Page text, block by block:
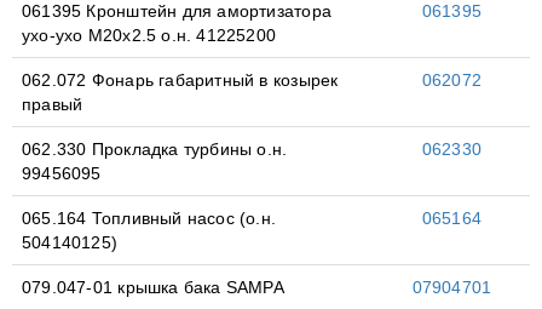
061395 Кронштейн для амортизатора
ухо-ухо M20x2.5 о.н. 41225200
061395
062.072 Фонарь габаритный в козырек
правый
062072
062.330 Прокладка турбины о.н.
99456095
062330
065.164 Топливный насос (о.н.
504140125)
065164
079.047-01 крышка бака SAMPA 07904701